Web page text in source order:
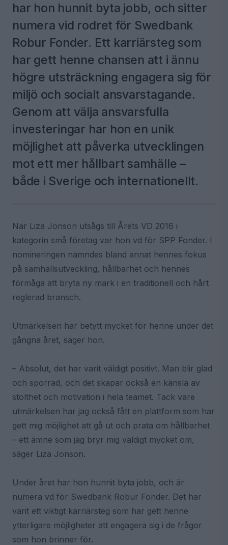
har hon hunnit byta jobb, och sitter
numera vid rodret för Swedbank
Robur Fonder. Ett karriärsteg som
har gett henne chansen att i ännu
högre utsträckning engagera sig för
miljö och socialt ansvarstagande.
Genom att välja ansvarsfulla
investeringar har hon en unik
möjlighet att påverka utvecklingen
mot ett mer hållbart samhälle –
både i Sverige och internationellt.
När Liza Jonson utsågs till Årets VD 2016 i
kategorin små företag var hon vd för SPP Fonder. I
nomineringen nämndes bland annat hennes fokus
på samhällsutveckling, hållbarhet och hennes
förmåga att bryta ny mark i en traditionell och hårt
reglerad bransch.
Utmärkelsen har betytt mycket för henne under det
gångna året, säger hon.
– Absolut, det har varit väldigt positivt. Man blir glad
och sporrad, och det skapar också en känsla av
stolthet och motivation i hela teamet. Tack vare
utmärkelsen har jag också fått en plattform som har
gett mig möjlighet att gå ut och prata om hållbarhet
– ett ämne som jag bryr mig väldigt mycket om,
säger Liza Jonson.
Under året har hon hunnit byta jobb, och är
numera vd för Swedbank Robur Fonder. Det har
varit ett viktigt karriärsteg som har gett henne
ytterligare möjligheter att engagera sig i de frågor
som hon brinner för.